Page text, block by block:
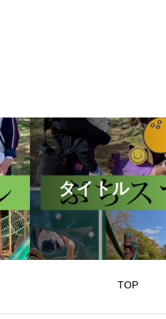
タイトル
TOP